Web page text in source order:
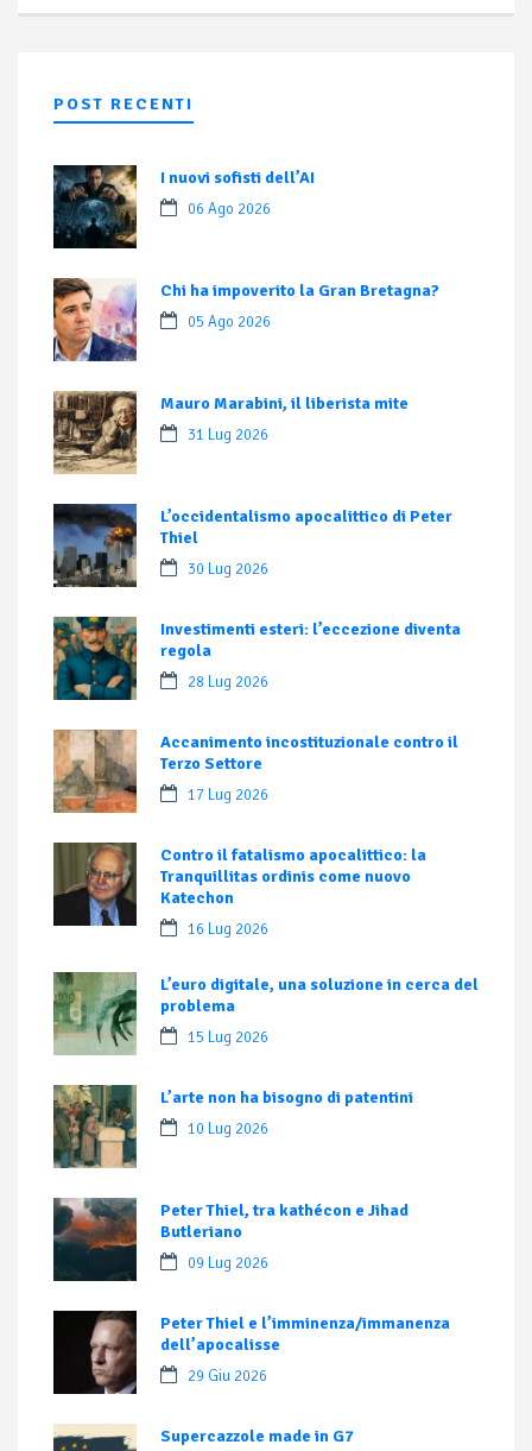
POST RECENTI
I nuovi sofisti dell’AI
06 Ago 2026
Chi ha impoverito la Gran Bretagna?
05 Ago 2026
Mauro Marabini, il liberista mite
31 Lug 2026
L’occidentalismo apocalittico di Peter
Thiel
30 Lug 2026
Investimenti esteri: l’eccezione diventa
regola
28 Lug 2026
Accanimento incostituzionale contro il
Terzo Settore
17 Lug 2026
Contro il fatalismo apocalittico: la
Tranquillitas ordinis come nuovo
Katechon
16 Lug 2026
L’euro digitale, una soluzione in cerca del
problema
15 Lug 2026
L’arte non ha bisogno di patentini
10 Lug 2026
Peter Thiel, tra kathécon e Jihad
Butleriano
09 Lug 2026
Peter Thiel e l’imminenza/immanenza
dell’apocalisse
29 Giu 2026
Supercazzole made in G7